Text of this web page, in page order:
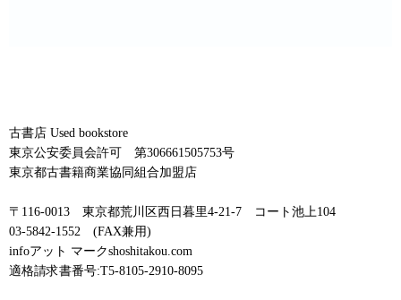
古書店 Used bookstore
東京公安委員会許可 第306661505753号
東京都古書籍商業協同組合加盟店
〒116-0013 東京都荒川区西日暮里4-21-7 コート池上104
03-5842-1552 (FAX兼用)
infoアット マークshoshitakou.com
適格請求書番号:T5-8105-2910-8095